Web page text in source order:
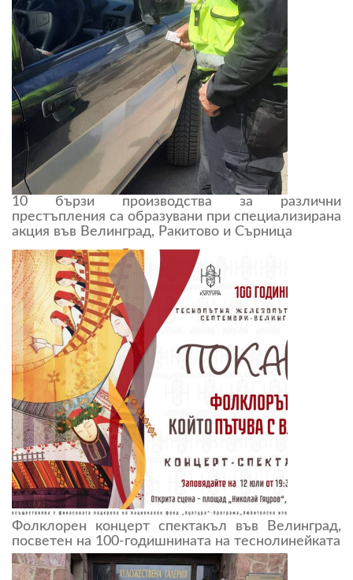
10 бързи производства за различни
престъпления са образувани при специализирана
акция във Велинград, Ракитово и Сърница
Фолклорен концерт спектакъл във Велинград,
посветен на 100-годишнината на теснолинейката